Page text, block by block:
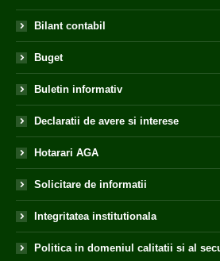
Bilant contabil
Buget
Buletin informativ
Declaratii de avere si interese
Hotarari AGA
Solicitare de informatii
Integritatea institutionala
Politica in domeniul calitatii si al